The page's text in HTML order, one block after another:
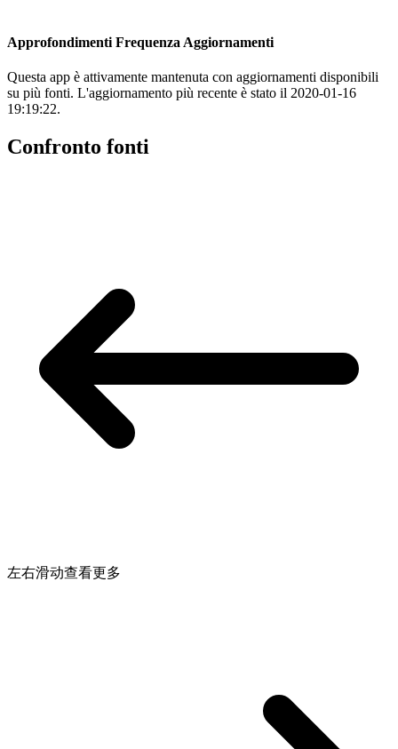
Approfondimenti Frequenza Aggiornamenti
Questa app è attivamente mantenuta con aggiornamenti disponibili
su più fonti. L'aggiornamento più recente è stato il 2020-01-16
19:19:22.
Confronto fonti
左右滑动查看更多